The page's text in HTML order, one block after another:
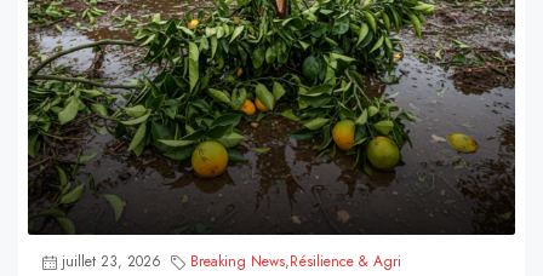
juillet 23, 2026 Breaking News,Résilience & Agri